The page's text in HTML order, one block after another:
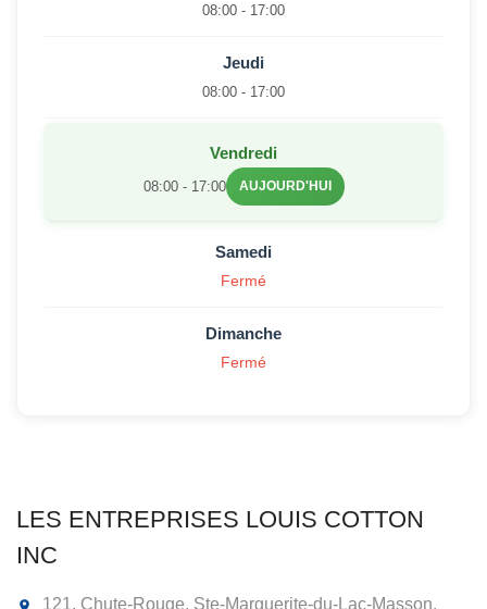
08:00 - 17:00
Jeudi
08:00 - 17:00
Vendredi
08:00 - 17:00 AUJOURD'HUI
Samedi
Fermé
Dimanche
Fermé